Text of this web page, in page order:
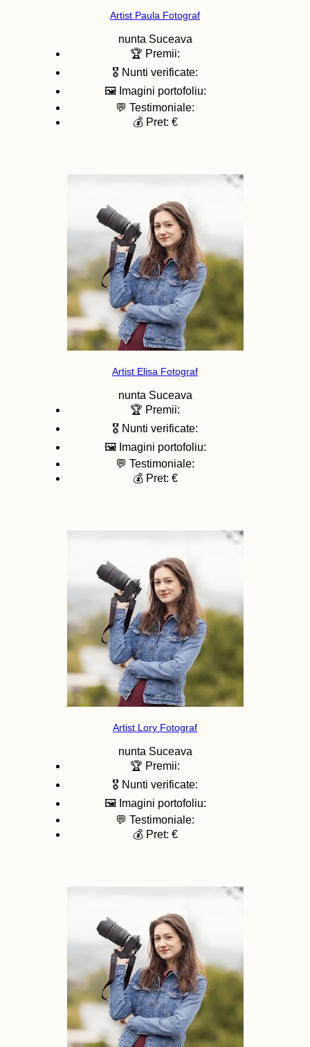
Artist Paula Fotograf
nunta Suceava
🏆 Premii:
🎖️ Nunti verificate:
🖼️ Imagini portofoliu:
💬 Testimoniale:
💰 Pret: €
Artist Elisa Fotograf
nunta Suceava
🏆 Premii:
🎖️ Nunti verificate:
🖼️ Imagini portofoliu:
💬 Testimoniale:
💰 Pret: €
Artist Lory Fotograf
nunta Suceava
🏆 Premii:
🎖️ Nunti verificate:
🖼️ Imagini portofoliu:
💬 Testimoniale:
💰 Pret: €